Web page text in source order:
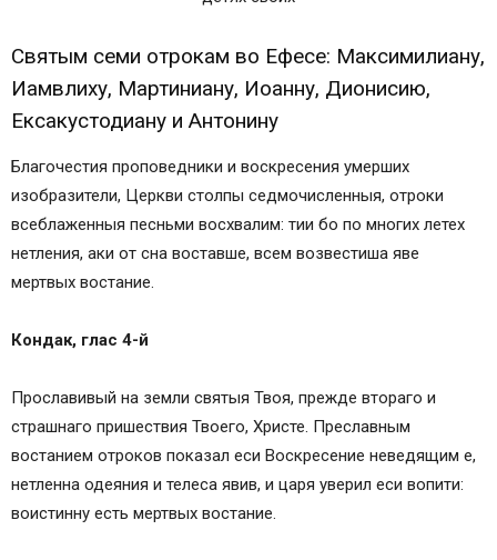
Святым семи отрокам во Ефесе: Максимилиану,
Иамвлиху, Мартиниану, Иоанну, Дионисию,
Ексакустодиану и Антонину
Благочестия проповедники и воскресения умерших
изобразители, Церкви столпы седмочисленныя, отроки
всеблаженныя песньми восхвалим: тии бо по многих летех
нетления, аки от сна воставше, всем возвестиша яве
мертвых востание.
Кондак, глас 4-й
Прославивый на земли святыя Твоя, прежде втораго и
страшнаго пришествия Твоего, Христе. Преславным
востанием отроков показал еси Воскресение неведящим е,
нетленна одеяния и телеса явив, и царя уверил еси вопити:
воистинну есть мертвых востание.